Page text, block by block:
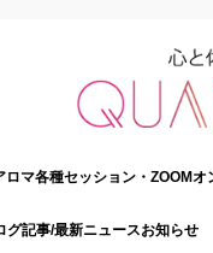
ロマ各種セッション・ZOOM
グ記事/最新ニュースお知らせ